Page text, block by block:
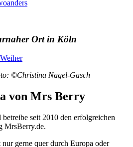
Ort in Köln
©Christina Nagel-Gasch
von Mrs Berry
seit 2010 den erfolgreichen
MrsBerry.de.
gerne quer durch Europa oder